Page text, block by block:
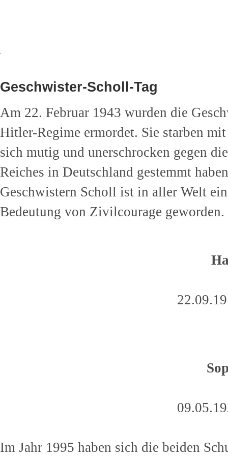
Geschwister-Scholl-Tag
Am 22. Februar 1943 wurden die
Hitler-Regime ermordet. Sie starben
sich mutig und unerschrocken gegen
Reiches in Deutschland gestemmt
Geschwistern Scholl ist in aller Welt
Bedeutung von Zivilcourage geworden.
Im Jahr 1995 haben sich die beiden